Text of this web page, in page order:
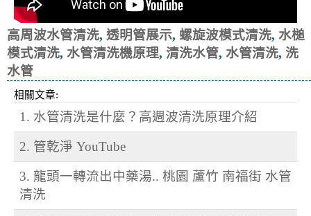
高周波水管清洗, 透明管展示, 螺旋波模式清洗, 水槌
模式清洗, 水管清洗機原理, 清洗水管, 水管清洗, 洗
水管
相關文章:
1. 水管清洗是什麼？高週波清洗原理介紹
2. 管乾淨 YouTube
3. 龍頭一轉流出中藥湯.. 桃園 蘆竹 南福街 水管
清洗